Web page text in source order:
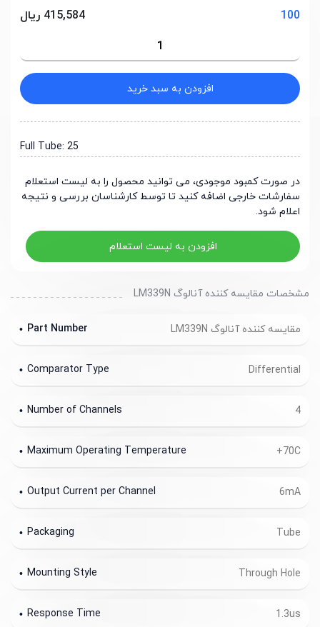
100
415,584 ریال
افزودن به سبد خرید
Full Tube: 25
در صورت کمبود موجودی، می توانید محصول را به لیست استعلام
سفارشات خارجی اضافه کنید تا توسط کارشناسان بررسی و نتیجه
اعلام شود.
افزودن به لیست استعلام
مشخصات مقایسه کننده آنالوگ LM339N
مقایسه کننده آنالوگ LM339N Part Number
Differential
Comparator Type
4
Number of Channels
+70C
Maximum Operating Temperature
6mA
Output Current per Channel
Tube
Packaging
Through Hole
Mounting Style
1.3us
Response Time